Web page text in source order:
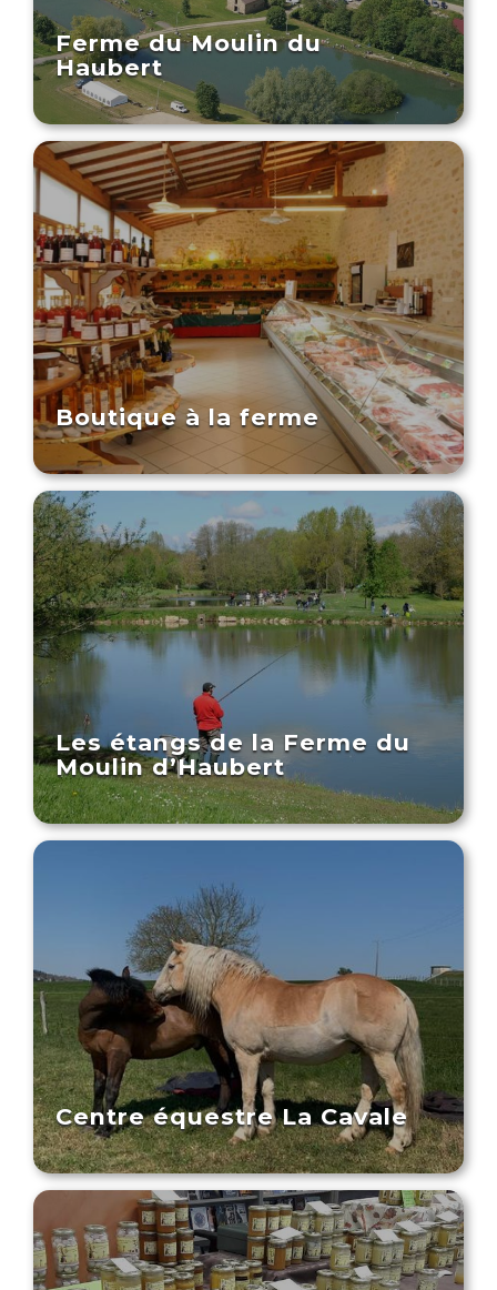
Ferme du Moulin du
Haubert
Boutique à la ferme
Les étangs de la Ferme du
Moulin d’Haubert
Centre équestre La Cavale